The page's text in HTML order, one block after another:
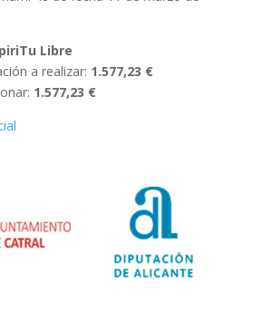
Libre
a realizar: 1.577,23 €
1.577,23 €